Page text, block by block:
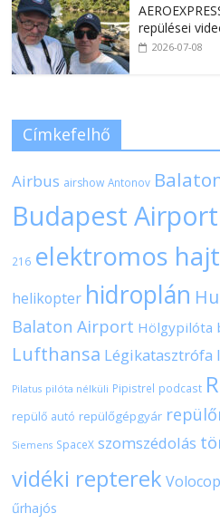
repülései
2026-07-08
Címkefelhő
Airbus airshow Antonov
Budapest Airport
216 elektromos
helikopter hidroplán
Balaton Airport Hölgypilóta
Lufthansa Légikatasztrófa
Pilatus pilóta nélküli Pipistrel podcast
repülő autó repülőgépgyár
Siemens SpaceX szomszédolás
vidéki repterek
űrhajós